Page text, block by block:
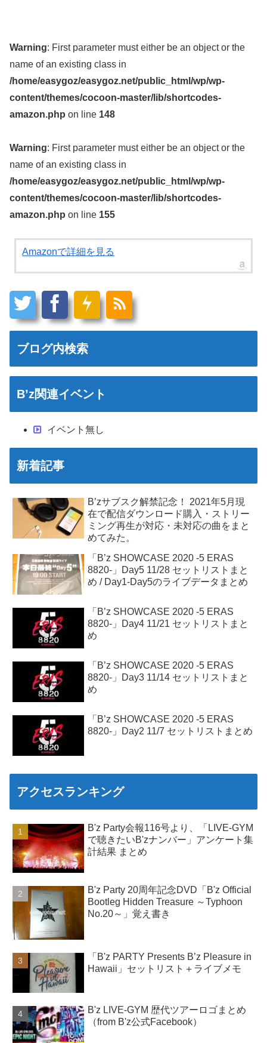
Warning: First parameter must either be an object or the
name of an existing class in
/home/easygoz/easygoz.net/public_html/wp/wp-
content/themes/cocoon-master/lib/shortcodes-
amazon.php on line 148
Warning: First parameter must either be an object or the
name of an existing class in
/home/easygoz/easygoz.net/public_html/wp/wp-
content/themes/cocoon-master/lib/shortcodes-
amazon.php on line 155
Amazonで詳細を見る
ブログ内検索
B’z関連イベント
イベント無し
新着記事
B’zサブスク解禁記念！ 2021年5月現
在で配信ダウンロード購入・ストリー
ミング再生が対応・未対応の曲をまと
めてみた。
「B’z SHOWCASE 2020 -5 ERAS
8820-」Day5 11/28 セットリストまと
め / Day1-Day5のライブデータまとめ
「B’z SHOWCASE 2020 -5 ERAS
8820-」Day4 11/21 セットリストまと
め
「B’z SHOWCASE 2020 -5 ERAS
8820-」Day3 11/14 セットリストまと
め
「B’z SHOWCASE 2020 -5 ERAS
8820-」Day2 11/7 セットリストまとめ
アクセスランキング
B'z Party会報116号より、「LIVE-GYM
で聴きたいB'zナンバー」アンケート集
計結果 まとめ
B'z Party 20周年記念DVD「B'z Official
Bootleg Hidden Treasure ～Typhoon
No.20～」覚え書き
「B'z PARTY Presents B’z Pleasure in
Hawaii」セットリスト＋ライブメモ
B'z LIVE-GYM 歴代ツアーロゴまとめ
（from B'z公式Facebook）